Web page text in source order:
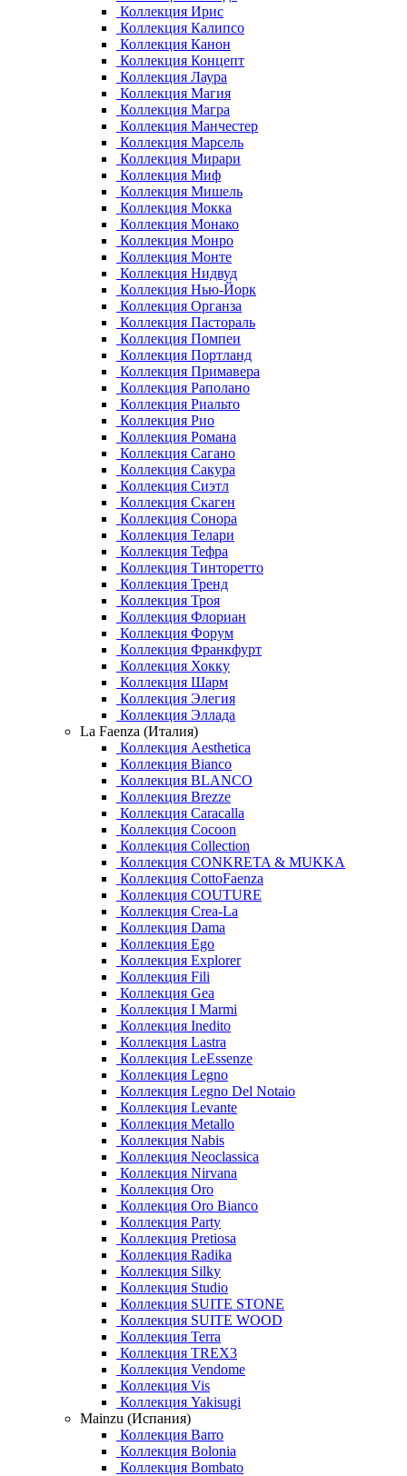
Коллекция Ирис
Коллекция Калипсо
Коллекция Канон
Коллекция Концепт
Коллекция Лаура
Коллекция Магия
Коллекция Магра
Коллекция Манчестер
Коллекция Марсель
Коллекция Мирари
Коллекция Миф
Коллекция Мишель
Коллекция Мокка
Коллекция Монако
Коллекция Монро
Коллекция Монте
Коллекция Нидвуд
Коллекция Нью-Йорк
Коллекция Органза
Коллекция Пастораль
Коллекция Помпеи
Коллекция Портланд
Коллекция Примавера
Коллекция Раполано
Коллекция Риальто
Коллекция Рио
Коллекция Романа
Коллекция Сагано
Коллекция Сакура
Коллекция Сиэтл
Коллекция Скаген
Коллекция Сонора
Коллекция Телари
Коллекция Тефра
Коллекция Тинторетто
Коллекция Тренд
Коллекция Троя
Коллекция Флориан
Коллекция Форум
Коллекция Франкфурт
Коллекция Хокку
Коллекция Шарм
Коллекция Элегия
Коллекция Эллада
La Faenza (Италия)
Коллекция Aesthetica
Коллекция Bianco
Коллекция BLANCO
Коллекция Brezze
Коллекция Caracalla
Коллекция Cocoon
Коллекция Collection
Коллекция CONKRETA & MUKKA
Коллекция CottoFaenza
Коллекция COUTURE
Коллекция Crea-La
Коллекция Dama
Коллекция Ego
Коллекция Explorer
Коллекция Fili
Коллекция Gea
Коллекция I Marmi
Коллекция Inedito
Коллекция Lastra
Коллекция LeEssenze
Коллекция Legno
Коллекция Legno Del Notaio
Коллекция Levante
Коллекция Metallo
Коллекция Nabis
Коллекция Neoclassica
Коллекция Nirvana
Коллекция Oro
Коллекция Oro Bianco
Коллекция Party
Коллекция Pretiosa
Коллекция Radika
Коллекция Silky
Коллекция Studio
Коллекция SUITE STONE
Коллекция SUITE WOOD
Коллекция Terra
Коллекция TREX3
Коллекция Vendome
Коллекция Vis
Коллекция Yakisugi
Mainzu (Испания)
Коллекция Barro
Коллекция Bolonia
Коллекция Bombato